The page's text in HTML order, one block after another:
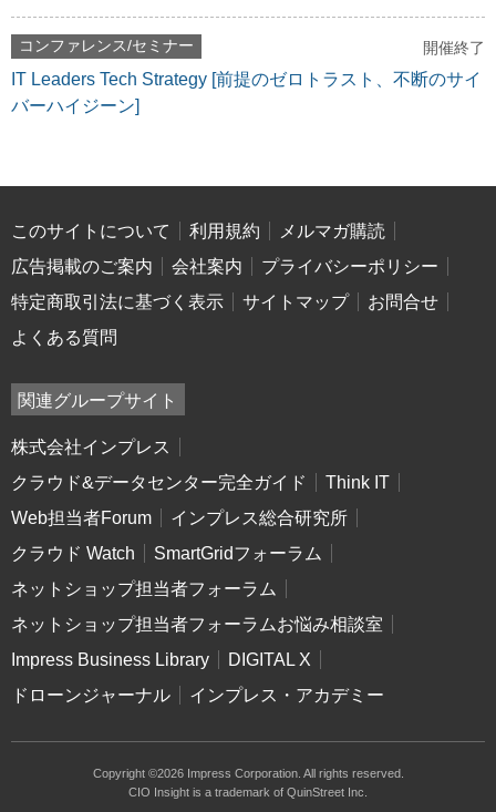
コンファレンス/セミナー 開催終了
IT Leaders Tech Strategy [前提のゼロトラスト、不断のサイ
バーハイジーン]
このサイトについて 利用規約
メルマガ購読
広告掲載のご案内
会社案内
プライバシーポリシー
特定商取引法に基づく表示
サイトマップ
お問合せ
よくある質問
関連グループサイト
株式会社インプレス
クラウド&データセンター完全ガイド
Think IT
Web担当者Forum
インプレス総合研究所
クラウド Watch
SmartGridフォーラム
ネットショップ担当者フォーラム
ネットショップ担当者フォーラムお悩み相談室
Impress Business Library
DIGITAL X
ドローンジャーナル
インプレス・アカデミー
Copyright ©2026 Impress Corporation. All rights reserved.
CIO Insight is a trademark of QuinStreet Inc.